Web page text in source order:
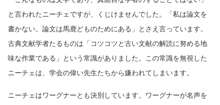
と言われたニーチェですが、くじけませんでした。「私は論文を
書かない。論文は馬鹿どものためにある」とさえ言っています。
古典文献学者たるものは「コツコツと古い文献の解読に努める地
味な作業である」という常識がありました。この常識を無視した
ニーチェは、学会の偉い先生たちから嫌われてしまいます。
ニーチェはワーグナーとも決別しています。ワーグナーが名声を